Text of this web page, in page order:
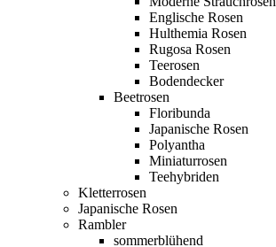
Englische Rosen
Hulthemia Rosen
Rugosa Rosen
Teerosen
Bodendecker
Beetrosen
Floribunda
Japanische Rosen
Polyantha
Miniaturrosen
Teehybriden
Kletterrosen
Japanische Rosen
Rambler
sommerblühend